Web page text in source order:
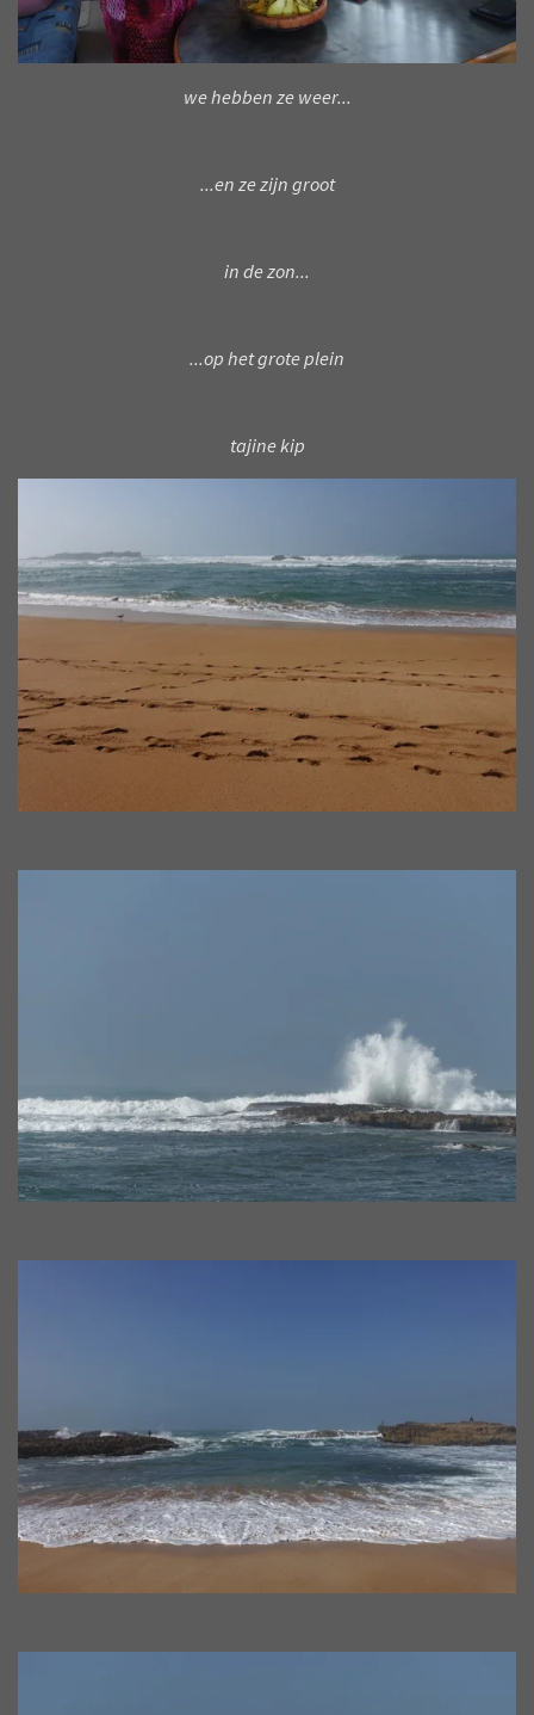
we hebben ze weer...
...en ze zijn groot
in de zon...
...op het grote plein
tajine kip